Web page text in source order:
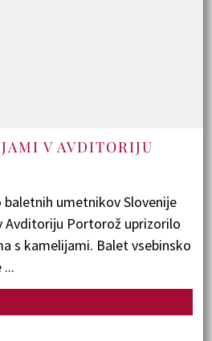
V AVDITORIJU
baletnih umetnikov Slovenije
Avditoriju Portorož uprizorilo
s kamelijami. Balet vsebinsko